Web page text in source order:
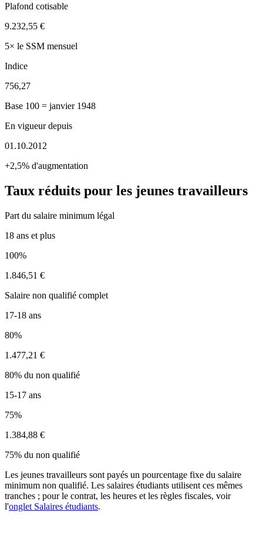
Plafond cotisable
9.232,55 €
5× le SSM mensuel
Indice
756,27
Base 100 = janvier 1948
En vigueur depuis
01.10.2012
+2,5% d'augmentation
Taux réduits pour les jeunes travailleurs
Part du salaire minimum légal
18 ans et plus
100%
1.846,51 €
Salaire non qualifié complet
17-18 ans
80%
1.477,21 €
80% du non qualifié
15-17 ans
75%
1.384,88 €
75% du non qualifié
Les jeunes travailleurs sont payés un pourcentage fixe du salaire
minimum non qualifié. Les salaires étudiants utilisent ces mêmes
tranches ; pour le contrat, les heures et les règles fiscales, voir
l'onglet Salaires étudiants.